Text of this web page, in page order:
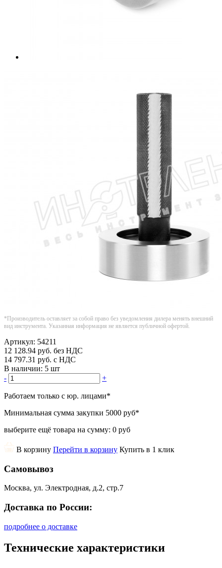
*Производитель оставляет за собой право без уведомления дилера менять внешний
вид инструмента. Указанная информация не является публичной офертой.
Артикул: 54211
12 128.94 руб. без НДС
14 797.31 руб. с НДС
В наличии: 5 шт
-
+
Работаем только с юр. лицами*
Минимальная сумма закупки 5000 руб*
выберите ещё товара на сумму: 0 руб
В корзину Перейти в корзину Купить в 1 клик
Самовывоз
Москва, ул. Электродная, д.2, стр.7
Доставка по России:
подробнее о доставке
Технические характеристики